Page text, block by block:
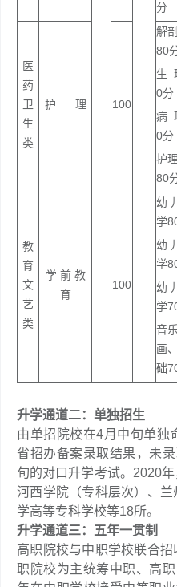
分
医
药
卫
生
类
护 理 100
解
80
生
0分
病
0分
护
80
教
育
文
艺
类
学 前 教
育
100
幼
学
幼
学
幼
学
音
画
础
升学通道二：单独招生
由单招院校在4月中旬单独
省招办备案录取结果，未
旬的对口升学考试。2020
河西学院（专科层次）、
学高等专科学校等18所。
升学通道三：五年一贯制
高职院校与中职学校联合
职院校为主统筹中职、高